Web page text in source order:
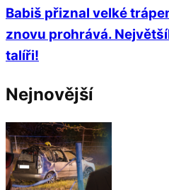
Babiš přiznal velké
znovu prohrává.
talíři!
Nejnovější